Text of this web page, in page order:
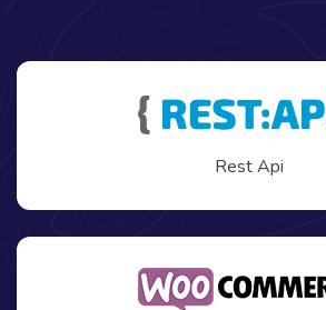
Rest Api